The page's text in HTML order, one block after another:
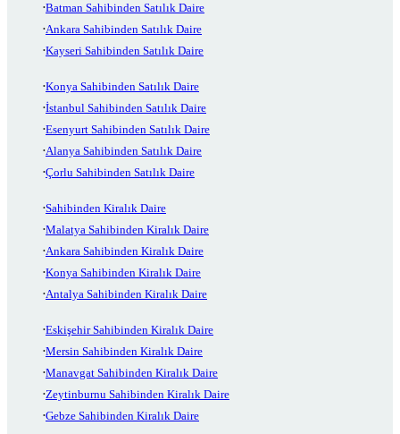
Batman Sahibinden Satılık Daire
Ankara Sahibinden Satılık Daire
Kayseri Sahibinden Satılık Daire
Konya Sahibinden Satılık Daire
İstanbul Sahibinden Satılık Daire
Esenyurt Sahibinden Satılık Daire
Alanya Sahibinden Satılık Daire
Çorlu Sahibinden Satılık Daire
Sahibinden Kiralık Daire
Malatya Sahibinden Kiralık Daire
Ankara Sahibinden Kiralık Daire
Konya Sahibinden Kiralık Daire
Antalya Sahibinden Kiralık Daire
Eskişehir Sahibinden Kiralık Daire
Mersin Sahibinden Kiralık Daire
Manavgat Sahibinden Kiralık Daire
Zeytinburnu Sahibinden Kiralık Daire
Gebze Sahibinden Kiralık Daire